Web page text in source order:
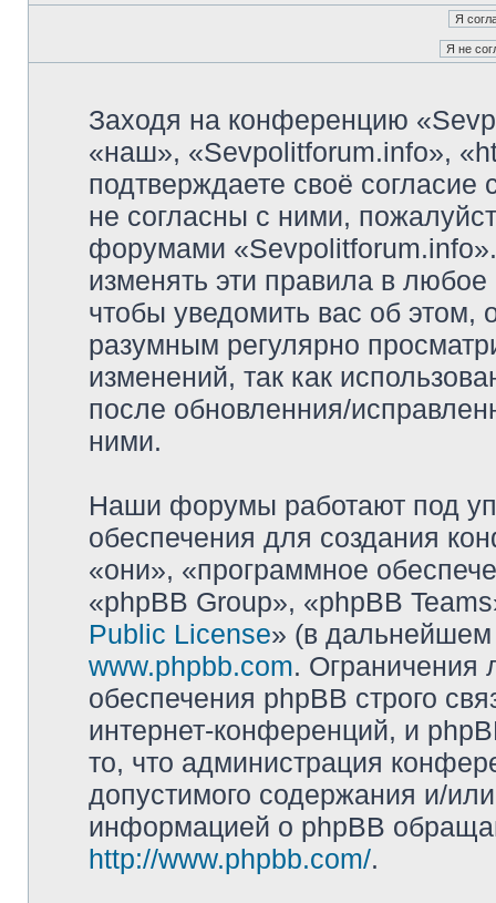
Заходя на конференцию
«наш», «Sevpolitforum.info»,
подтверждаете своё
не согласны с ними,
форумами
изменять эти правила в
чтобы уведомить вас об
разумным регулярно
изменений, так как
после обновленния/
ними.
Наши форумы работают под
обеспечения для создания
«они», «программное
«phpBB Group», «phpBB
Public License» (в дальнейшем
www.phpbb.com. Ограничения
обеспечения phpBB строго
интернет-конференций, и
то, что администрация
допустимого содержания и/
информацией о phpBB
http://www.phpbb.com/.